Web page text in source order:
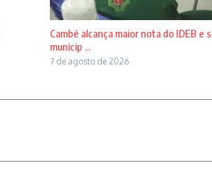
Cambé alcança maior nota do IDEB e
municip ...
7 de agosto de 2026